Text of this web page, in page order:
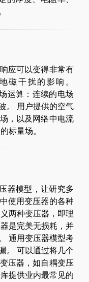
应可以变得非常有
磁干扰的影响。
运算：连续的电场
。 用户提供的空气
，以及网络中电流
标量场。
器模型，让研究多
使用变压器的各种
两种变压器，即理
是完美无损耗，并
通用变压器模型考
。 可以通过将几个
压器，如自耦变压
提供业内最常见的